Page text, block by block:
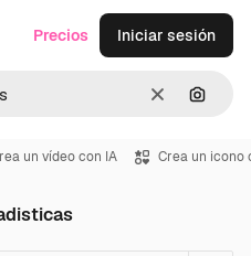
Borrar
Precios Iniciar sesión
un vídeo con IA Crea un icono